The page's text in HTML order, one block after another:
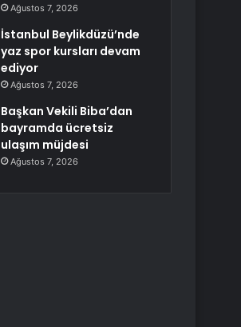
Ağustos 7, 2026
İstanbul Beylikdüzü’nde
yaz spor kursları devam
ediyor
Ağustos 7, 2026
Başkan Vekili Biba’dan
bayramda ücretsiz
ulaşım müjdesi
Ağustos 7, 2026